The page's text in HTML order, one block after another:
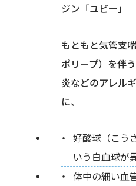
ジン「ユビー」
もともと気管支
ポリープ）を伴
炎などのアレル
に、
好酸球（こう
いう白血球が
体中の細い血